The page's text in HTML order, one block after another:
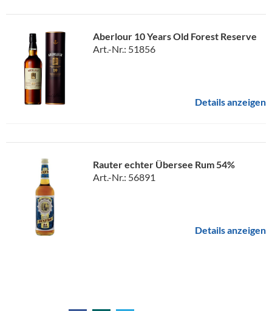
Aberlour 10 Years Old Forest Reserve
Art.-Nr.: 51856
Details anzeigen
Rauter echter Übersee Rum 54%
Art.-Nr.: 56891
Details anzeigen